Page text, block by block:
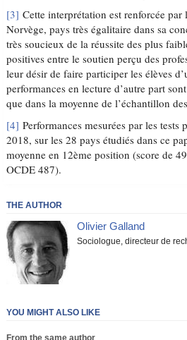
[3] Cette interprétation est renforcée
Norvège, pays très égalitaire dans sa
très soucieux de la réussite des plus
positives entre le soutien perçu des
leur désir de faire participer les élèves
performances en lecture d’autre part
que dans la moyenne de l’échantillon
[4] Performances mesurées par les tests
2018, sur les 28 pays étudiés dans ce
moyenne en 12ème position (score de
OCDE 487).
THE AUTHOR
Olivier Galland
Sociologue, directeur de
YOU MIGHT ALSO LIKE
From the same author